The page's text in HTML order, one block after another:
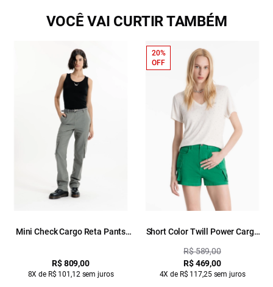
VOCÊ VAI CURTIR TAMBÉM
Mini Check Cargo Reta Pants
R$ 809,00
8X de R$ 101,12 sem juros
Short Color Twill Power Cargo
R$ 589,00
R$ 469,00
4X de R$ 117,25 sem juros
20%
OFF